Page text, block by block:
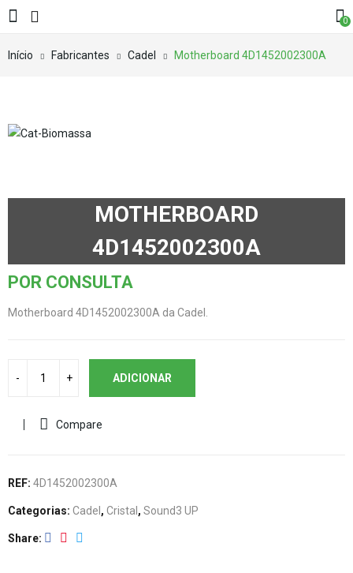
0
Início Fabricantes Cadel Motherboard 4D1452002300A
MOTHERBOARD
4D1452002300A
POR CONSULTA
Motherboard 4D1452002300A da Cadel.
ADICIONAR
Compare
REF: 4D1452002300A
Categorias: Cadel , Cristal , Sound3 UP
Share